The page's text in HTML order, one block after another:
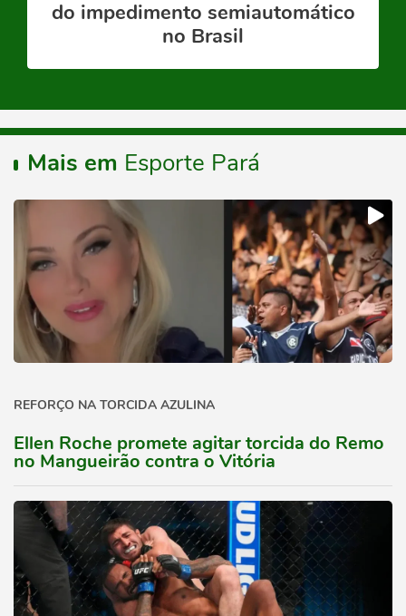
do impedimento semiautomático
no Brasil
Mais em Esporte Pará
REFORÇO NA TORCIDA AZULINA
Ellen Roche promete agitar torcida do Remo
no Mangueirão contra o Vitória